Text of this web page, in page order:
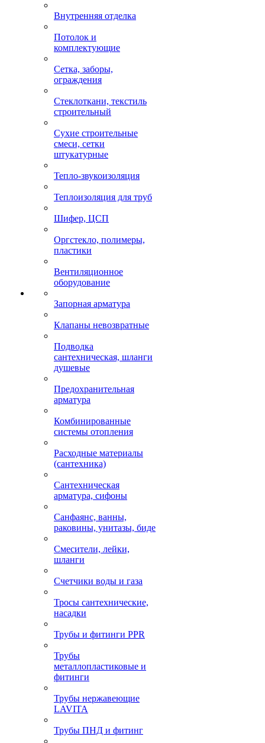
Внутренняя отделка
Потолок и
комплектующие
Сетка, заборы,
ограждения
Стеклоткани, текстиль
строительный
Сухие строительные
смеси, сетки
штукатурные
Тепло-звукоизоляция
Теплоизоляция для труб
Шифер, ЦСП
Оргстекло, полимеры,
пластики
Вентиляционное
оборудование
Запорная арматура
Клапаны невозвратные
Подводка
сантехническая, шланги
душевые
Предохранительная
арматура
Комбинированные
системы отопления
Расходные материалы
(сантехника)
Сантехническая
арматура, сифоны
Санфаянс, ванны,
раковины, унитазы, биде
Смесители, лейки,
шланги
Счетчики воды и газа
Тросы сантехнические,
насадки
Трубы и фитинги PPR
Трубы
металлопластиковые и
фитинги
Трубы нержавеющие
LAVITA
Трубы ПНД и фитинг